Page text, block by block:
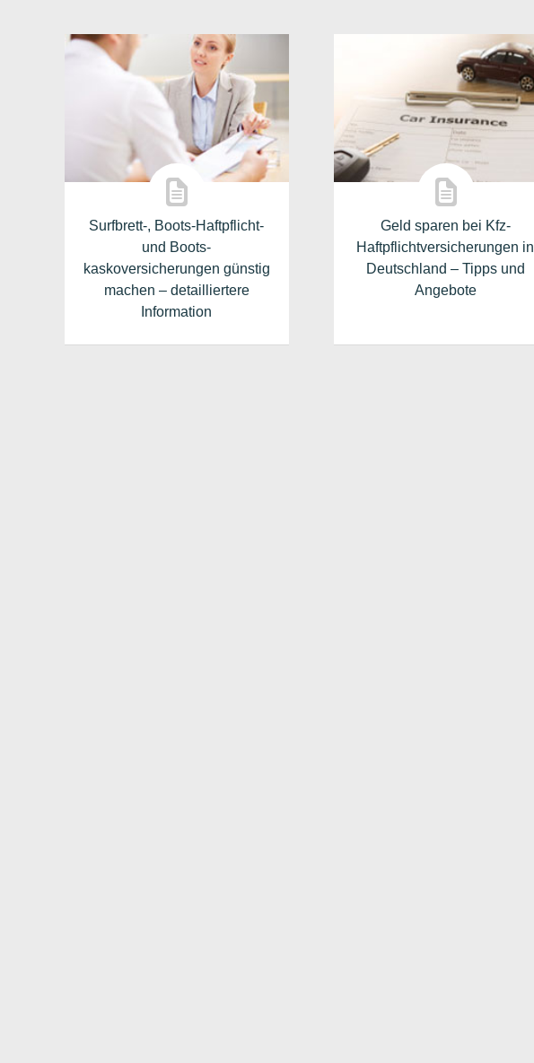
Surfbrett-, Boots-Haftpflicht-
und Boots-
kaskoversicherungen günstig
machen – detailliertere
Information
Geld sparen bei Kfz-
Haftpflichtversicherungen in
Deutschland – Tipps und
Angebote